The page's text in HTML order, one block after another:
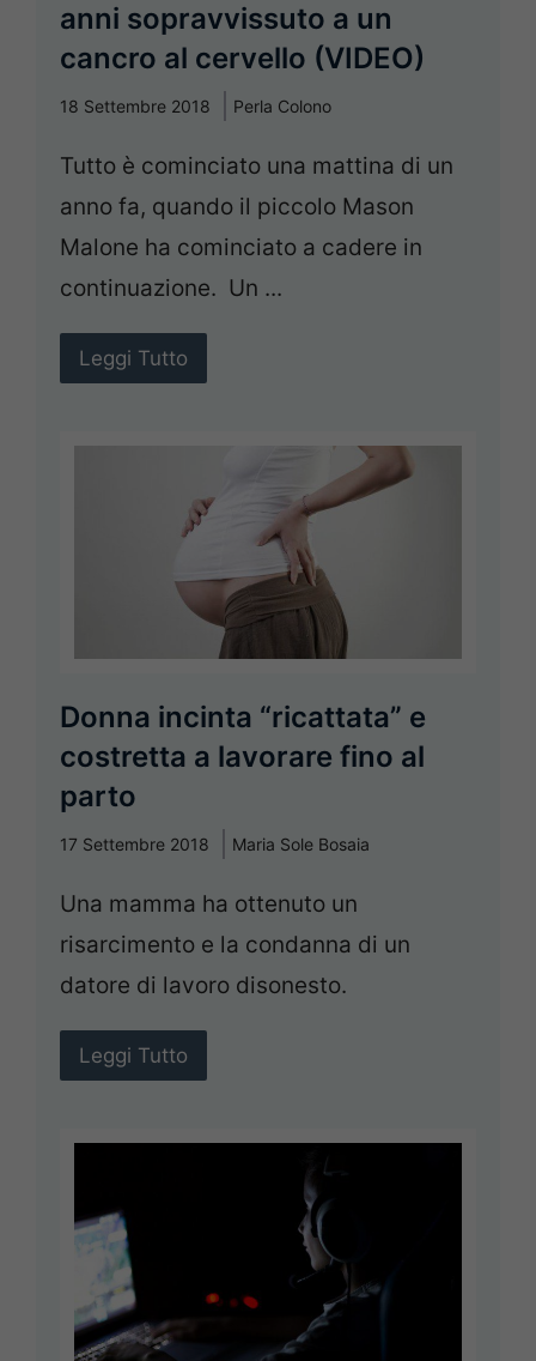
anni sopravvissuto a un
cancro al cervello (VIDEO)
18 Settembre 2018 Perla Colono
Tutto è cominciato una mattina di un
anno fa, quando il piccolo Mason
Malone ha cominciato a cadere in
continuazione. Un ...
Leggi Tutto
Donna incinta “ricattata” e
costretta a lavorare fino al
parto
17 Settembre 2018 Maria Sole Bosaia
Una mamma ha ottenuto un
risarcimento e la condanna di un
datore di lavoro disonesto.
Leggi Tutto